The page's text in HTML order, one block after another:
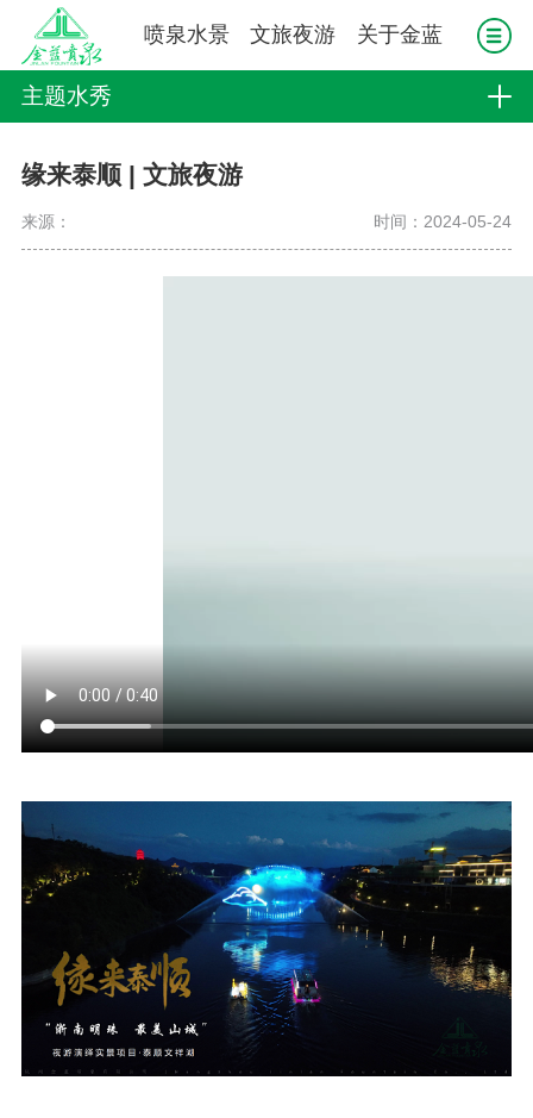
喷泉水景 文旅夜游 关于金蓝
主题水秀
缘来泰顺 | 文旅夜游
来源： 时间：2024-05-24